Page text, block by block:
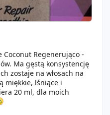
Coconut Regenerująco -
Ma gęstą konsystencję
zostaje na włosach na
miękkie, lśniące i
20 ml, dla moich